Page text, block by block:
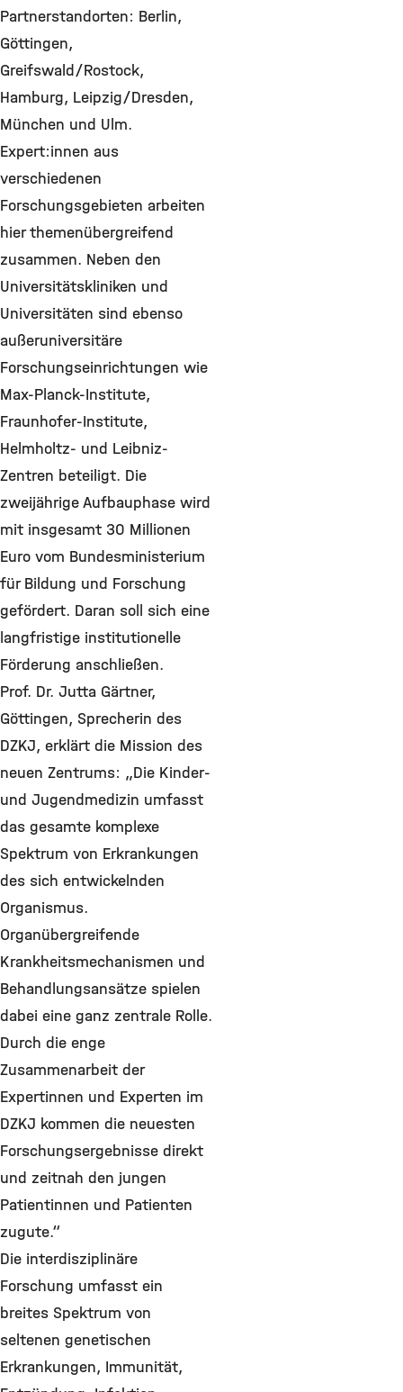
Partnerstandorten: Berlin,
Göttingen,
Greifswald/Rostock,
Hamburg, Leipzig/Dresden,
München und Ulm.
Expert:innen aus
verschiedenen
Forschungsgebieten arbeiten
hier themenübergreifend
zusammen. Neben den
Universitätskliniken und
Universitäten sind ebenso
außeruniversitäre
Forschungseinrichtungen wie
Max-Planck-Institute,
Fraunhofer-Institute,
Helmholtz- und Leibniz-
Zentren beteiligt. Die
zweijährige Aufbauphase wird
mit insgesamt 30 Millionen
Euro vom Bundesministerium
für Bildung und Forschung
gefördert. Daran soll sich eine
langfristige institutionelle
Förderung anschließen.
Prof. Dr. Jutta Gärtner,
Göttingen, Sprecherin des
DZKJ, erklärt die Mission des
neuen Zentrums: „Die Kinder-
und Jugendmedizin umfasst
das gesamte komplexe
Spektrum von Erkrankungen
des sich entwickelnden
Organismus.
Organübergreifende
Krankheitsmechanismen und
Behandlungsansätze spielen
dabei eine ganz zentrale Rolle.
Durch die enge
Zusammenarbeit der
Expertinnen und Experten im
DZKJ kommen die neuesten
Forschungsergebnisse direkt
und zeitnah den jungen
Patientinnen und Patienten
zugute.“
Die interdisziplinäre
Forschung umfasst ein
breites Spektrum von
seltenen genetischen
Erkrankungen, Immunität,